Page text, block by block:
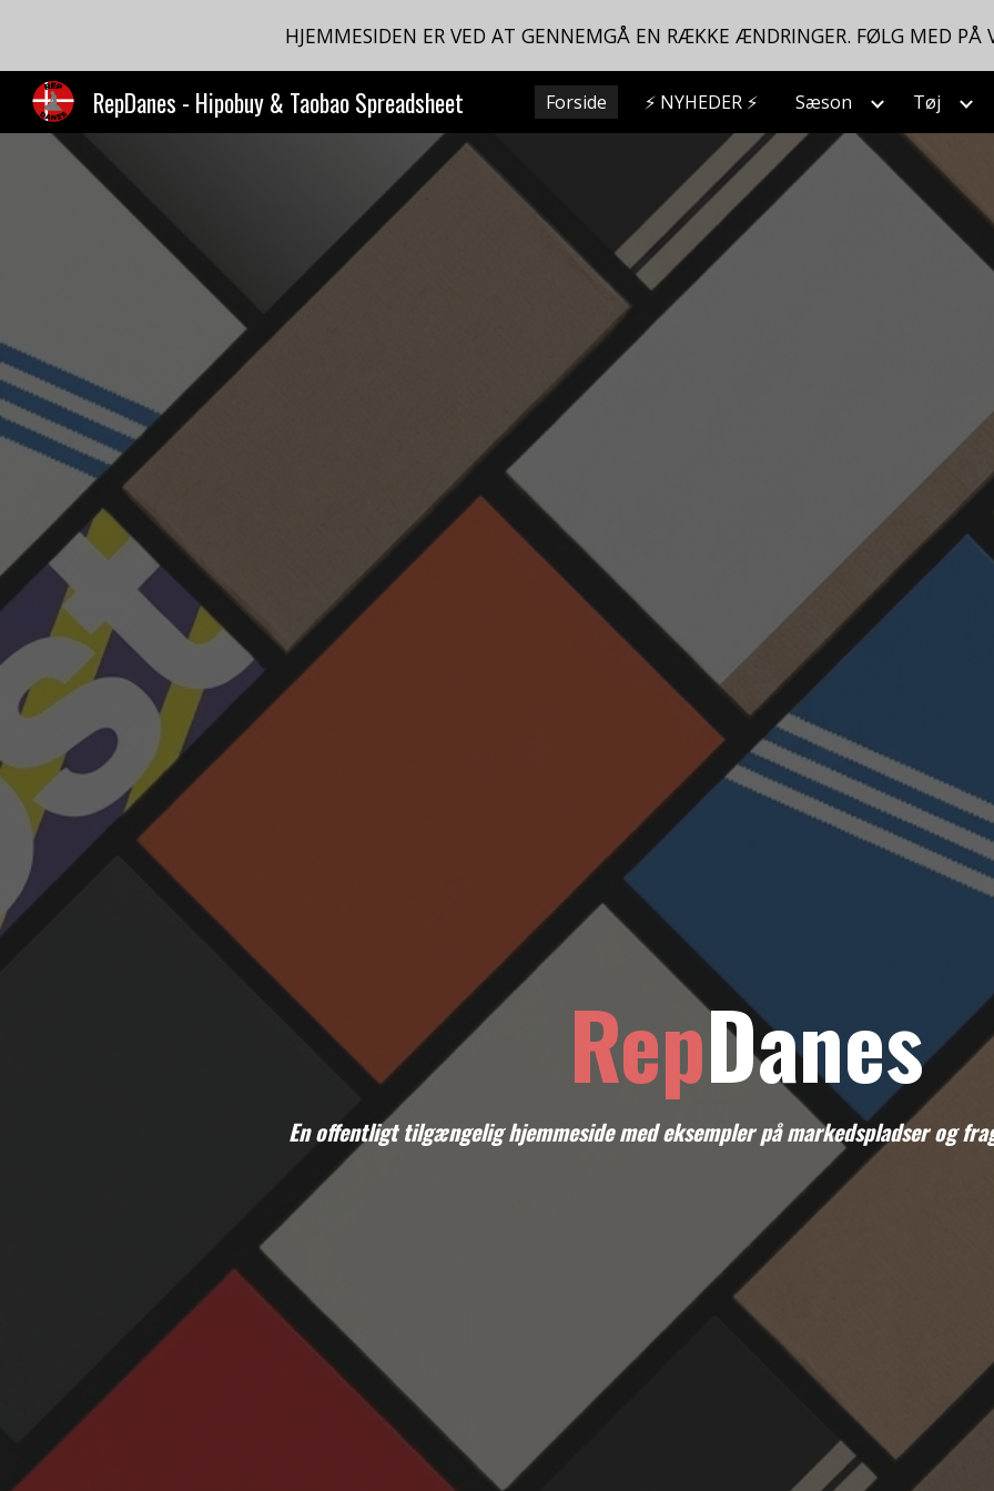
Skip to main content Skip to
HJEMMESIDEN ER VED AT GENNEMGÅ EN RÆKKE ÆNDRINGER. FØLG MED PÅ
RepDanes - Hipobuy & Taobao Spreadsheet Forside ⚡ NYHEDER ⚡ Sæson Tøj
RepDanes
En offentligt tilgængelig hjemmeside med eksempler på markedspladser og